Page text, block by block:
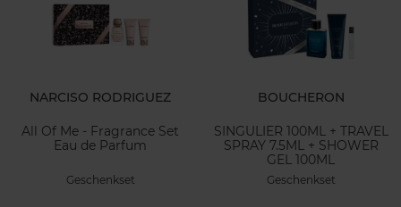
NARCISO RODRIGUEZ
All Of Me - Fragrance Set
Eau de Parfum
Geschenkset
BOUCHERON
SINGULIER 100ML + TRAVEL
SPRAY 7.5ML + SHOWER
GEL 100ML
Geschenkset